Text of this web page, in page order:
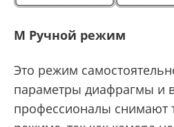
M Ручной режим
Это режим
параметры диафрагмы и
профессионалы снимают